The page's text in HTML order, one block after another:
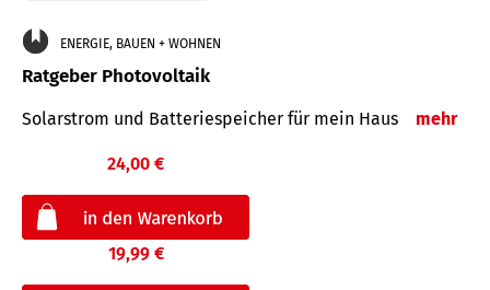
ENERGIE, BAUEN + WOHNEN
Ratgeber Photovoltaik
Solarstrom und Batteriespeicher für mein Haus mehr
24,00 €
19,99 €